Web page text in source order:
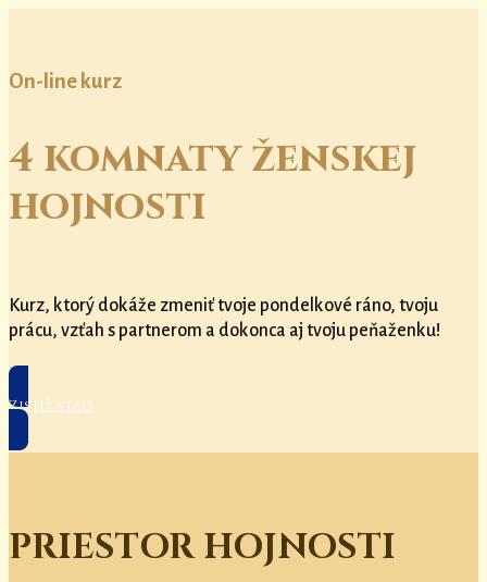
On-line kurz
4 komnaty ženskej
hojnosti
Kurz, ktorý dokáže zmeniť tvoje pondelkové ráno, tvoju
prácu, vzťah s partnerom a dokonca aj tvoju peňaženku!
Zistiť viac
PRIESTOR HOJNOSTI